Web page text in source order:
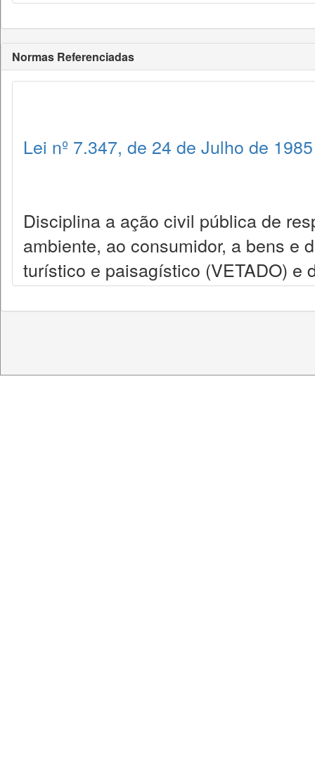
Normas Referenciadas
Lei nº 7.347, de 24 de Julho de 1985
Disciplina a ação civil pública de
ambiente, ao consumidor, a bens e
turístico e paisagístico (VETADO) e